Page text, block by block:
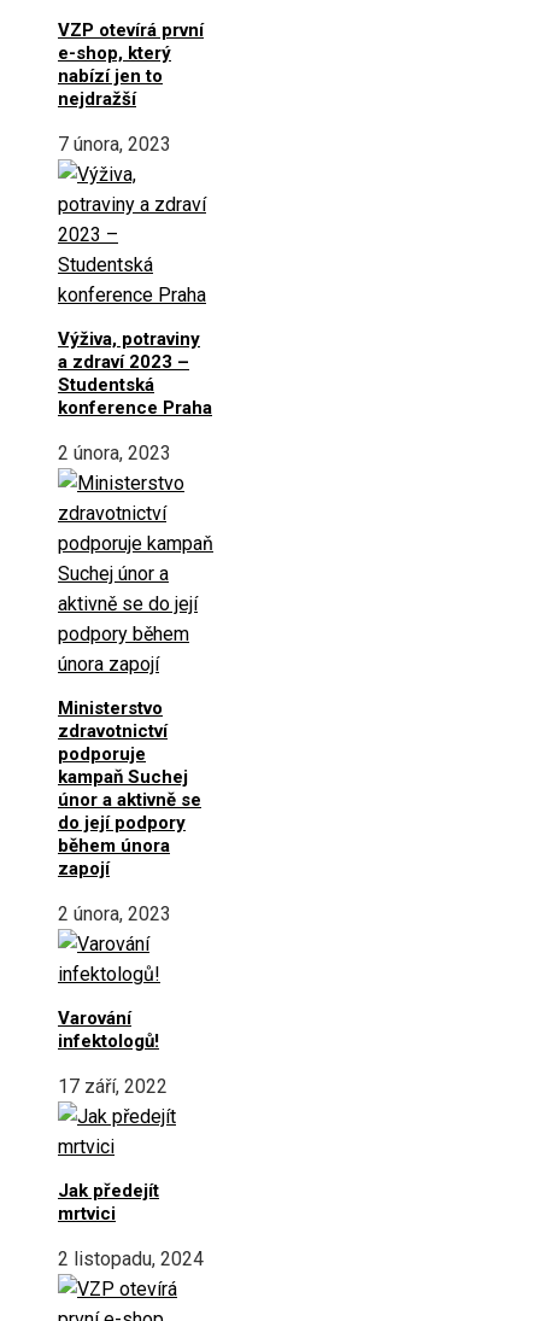
VZP otevírá první
e-shop, který
nabízí jen to
nejdražší
7 února, 2023
Výživa, potraviny
a zdraví 2023 –
Studentská
konference Praha
2 února, 2023
Ministerstvo
zdravotnictví
podporuje
kampaň Suchej
únor a aktivně se
do její podpory
během února
zapojí
2 února, 2023
Varování
infektologů!
17 září, 2022
Jak předejít
mrtvici
2 listopadu, 2024